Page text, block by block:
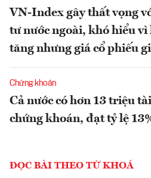
VN-Index gây thất vọng
tư nước ngoài, khó hiểu
tăng nhưng giá cổ phiếu
Chứng khoán
Cả nước có hơn 13 triệu
chứng khoán, đạt tỷ lệ
ĐỌC BÀI THEO TỪ KHOÁ